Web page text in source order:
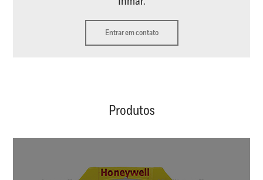
Entrar em contato
Produtos